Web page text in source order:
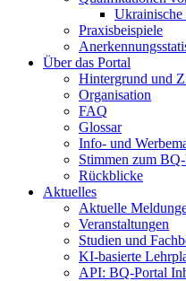
Ukrainische
Praxisbeispiele
Über das Portal
Hintergrund und
Organisation
FAQ
Glossar
Info- und
Stimmen zum
Rückblicke
Aktuelles
Aktuelle
Veranstaltungen
Studien und
KI-basierte
API: BQ-Portal